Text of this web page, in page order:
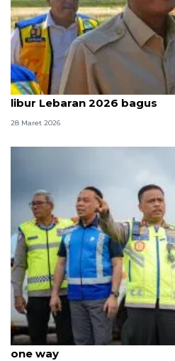
Menteri PU sebut kondisi
libur Lebaran 2026 bagus
28 Maret 2026
Kakorlantas sebut lalin Tol
one way